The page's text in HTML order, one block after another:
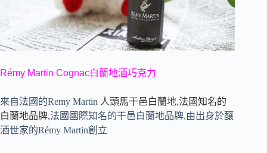
Rémy Martin Cognac白蘭地酒巧克力
來自法國的Remy Martin 人頭馬干邑白蘭地,法國知名的
白蘭地品牌,法國國際知名的干邑白蘭地品牌,由出身於釀
酒世家的Rémy Martin創立